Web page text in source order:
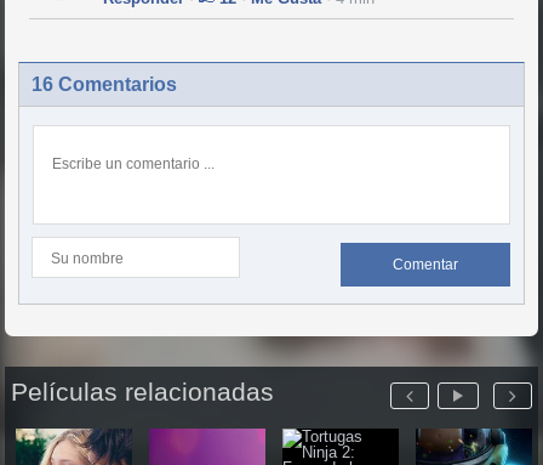
16 Comentarios
Comentar
Películas relacionadas